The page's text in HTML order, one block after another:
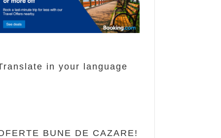
in your language
BUNE DE CAZARE!